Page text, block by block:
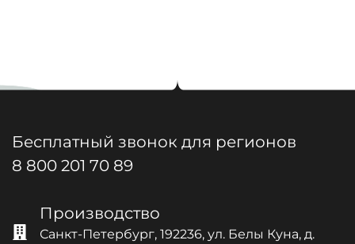
Бесплатный звонок для регионов
8 800 201 70 89
Производство
Санкт-Петербург, 192236, ул. Белы Куна, д.